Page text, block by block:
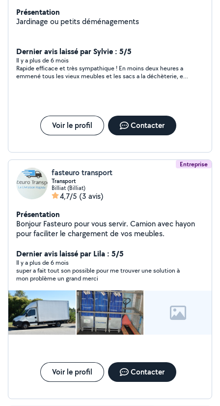
Présentation
Jardinage ou petits déménagements
Dernier avis laissé par Sylvie : 5/5
Il y a plus de 6 mois
Rapide efficace et très sympathique ! En moins deux heures a
emmené tous les vieux meubles et les sacs a la déchèterie, et
Voir le profil Contacter
Entreprise
fasteuro transport
Transport
Billiat (Billiat)
4,7/5 (3 avis)
Présentation
Bonjour Fasteuro pour vous servir. Camion avec hayon
pour faciliter le chargement de vos meubles.
Dernier avis laissé par Lila : 5/5
Il y a plus de 6 mois
super a fait tout son possible pour me trouver une solution à
mon problème un grand merci
Voir le profil Contacter